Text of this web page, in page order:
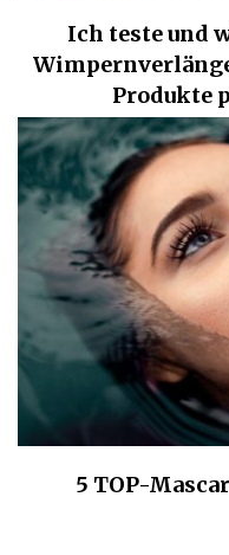
Ich teste und
Produkte
5 TOP-